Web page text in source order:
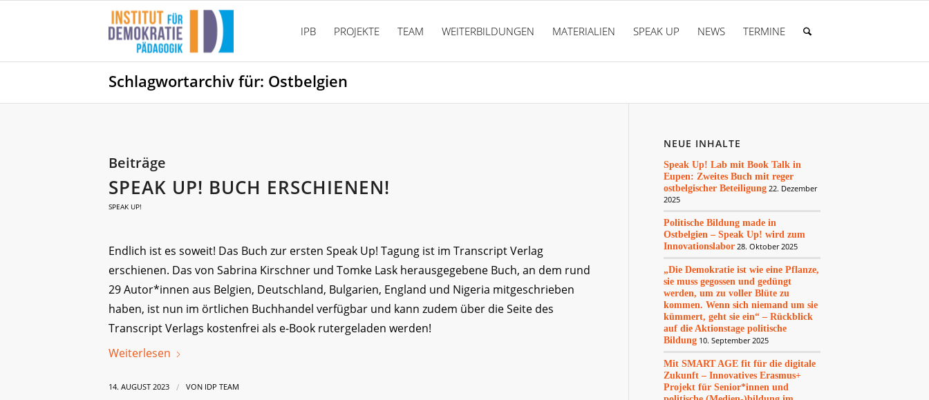
IPB PROJEKTE TEAM WEITERBILDUNGEN MATERIALIEN SPEAK UP NEWS TERMINE
Schlagwortarchiv für: Ostbelgien
Beiträge
SPEAK UP! BUCH ERSCHIENEN!
SPEAK UP!
Endlich ist es soweit! Das Buch zur ersten Speak Up! Tagung ist im Transcript Verlag
erschienen. Das von Sabrina Kirschner und Tomke Lask herausgegebene Buch, an dem rund
29 Autor*innen aus Belgien, Deutschland, Bulgarien, England und Nigeria mitgeschrieben
haben, ist nun im örtlichen Buchhandel verfügbar und kann zudem über die Seite des
Transcript Verlags kostenfrei als e-Book rutergeladen werden!
Weiterlesen
14. AUGUST 2023 / VON IDP TEAM
NEUE INHALTE
Speak Up! Lab mit Book Talk in
Eupen: Zweites Buch mit reger
ostbelgischer Beteiligung 22. Dezember
2025
Politische Bildung made in
Ostbelgien – Speak Up! wird zum
Innovationslabor 28. Oktober 2025
„Die Demokratie ist wie eine Pflanze,
sie muss gegossen und gedüngt
werden, um zu voller Blüte zu
kommen. Wenn sich niemand um sie
kümmert, geht sie ein“ – Rückblick
auf die Aktionstage politische
Bildung 10. September 2025
Mit SMART AGE fit für die digitale
Zukunft – Innovatives Erasmus+
Projekt für Senior*innen und